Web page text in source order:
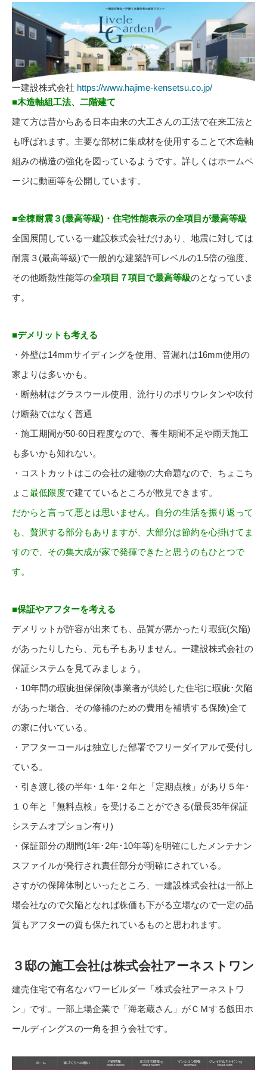
一建設株式会社 https://www.hajime-kensetsu.co.jp/
■木造軸組工法、二階建て
建て方は昔からある日本由来の大工さんの工法で在来工法と
も呼ばれます。主要な部材に集成材を使用することで木造軸
組みの構造の強化を図っているようです。詳しくはホームペ
ージに動画等を公開しています。
■全棟耐震３(最高等級)・住宅性能表示の全項目が最高等級
全国展開している一建設株式会社だけあり、地震に対しては
耐震３(最高等級)で一般的な建築許可レベルの1.5倍の強度、
その他断熱性能等の全項目７項目で最高等級のとなっていま
す。
■デメリットも考える
・外壁は14mmサイディングを使用、音漏れは16mm使用の
家よりは多いかも。
・断熱材はグラスウール使用、流行りのポリウレタンや吹付
け断熱ではなく普通
・施工期間が50-60日程度なので、養生期間不足や雨天施工
も多いかも知れない。
・コストカットはこの会社の建物の大命題なので、ちょこち
ょこ 最低限度で建てているところが散見できます。
だからと言って悪とは思いません。自分の生活を振り返って
も、贅沢する部分もありますが、大部分は節約を心掛けてま
すので、その集大成が家で発揮できたと思うのもひとつで
す。
■保証やアフターを考える
デメリットが許容が出来ても、品質が悪かったり瑕疵(欠陥)
があったりしたら、元も子もありません。一建設株式会社の
保証システムを見てみましょう。
・10年間の瑕疵担保保険(事業者が供給した住宅に瑕疵･欠陥
があった場合、その修補のための費用を補填する保険)全て
の家に付いている。
・アフターコールは独立した部署でフリーダイアルで受付し
ている。
・引き渡し後の半年･１年･２年と「定期点検」があり５年･
１０年と「無料点検」を受けることができる(最長35年保証
システムオプション有り)
・保証部分の期間(1年･2年･10年等)を明確にしたメンテナン
スファイルが発行され責任部分が明確にされている。
さすがの保障体制といったところ、一建設株式会社は一部上
場会社なので欠陥となれば株価も下がる立場なので一定の品
質もアフターの質も保たれているものと思われます。
３邸の施工会社は株式会社アーネストワン
建売住宅で有名なパワービルダー「株式会社アーネストワ
ン」です。一部上場企業で「海老蔵さん」がＣＭする飯田ホ
ールディングスの一角を担う会社です。